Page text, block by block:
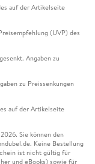
auf der Artikelseite
(UVP) des
Angaben zu
zu Preissenkungen
auf der Artikelseite
Sie können den
Keine Bestellung
ist nicht gültig für
und eBooks) sowie für